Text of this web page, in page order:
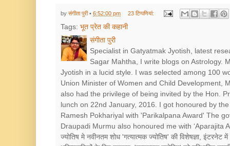
by संगीता पुरी• 6:52:00 pm 23 टिप्‍पणियां:
Tags: भूत प्रेत की कहानी
संगीता पुरी
Specialist in Gatyatmak Jyotish, latest
Sagar Mahtha, I write blogs on Astrology.
Jyotish in a lucid style. I was selected among 100
Union Minister of Women and Child Development,
also had the privilege of being invited by the Hon.
lunch on 22nd January, 2016. I got honoured by
Ramesh Pokhariyal with 'Parikalpana Award' The
Draupadi Murmu also honoured me with ‘Aparajita
ज्योतिष मे नवीनतम शोध 'गत्यात्मक ज्योतिष' की विशेषज्ञा,